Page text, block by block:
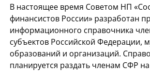
В настоящее время Советом НП
финансистов России» разработан
информационного справочника
субъектов Российской Федерации,
образований и организаций.
планируется раздать членам СФР